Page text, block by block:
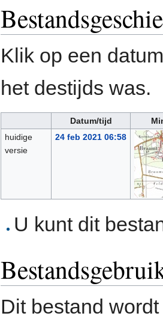
Klik op een
het destijds was.
Datum/tijd
huidige
versie
24 feb 2021 06:58
U kunt dit
Dit bestand